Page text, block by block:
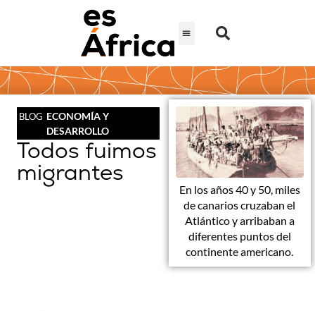
BLOG ECONOMÍA Y
DESARROLLO
Todos fuimos
migrantes
En los años 40 y 50, miles
de canarios cruzaban el
Atlántico y arribaban a
diferentes puntos del
continente americano.